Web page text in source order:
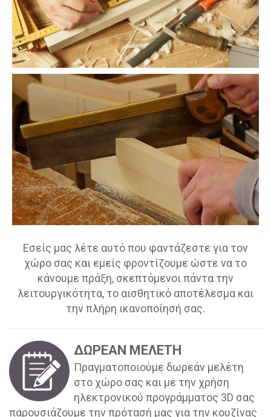
Εσείς μας λέτε αυτό που φαντάζεστε για τον
χώρο σας και εμείς φροντίζουμε ώστε να το
κάνουμε πράξη, σκεπτόμενοι πάντα την
λειτουργικότητα, το αισθητικό αποτέλεσμα και
την πλήρη ικανοποίησή σας.
ΔΩΡΕΑΝ ΜΕΛΕΤΗ
Πραγματοποιούμε δωρεάν μελέτη
στο χώρο σας και με την χρήση
ηλεκτρονικού προγράμματος 3D σας
παρουσιάζουμε την πρότασή μας για την κουζίνας